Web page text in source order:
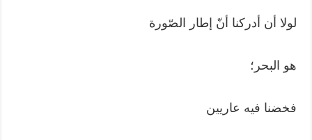
لولا أن أدركنا أنّ إطار الصّورة
هو البحر؛
فخضنا فيه عاريين